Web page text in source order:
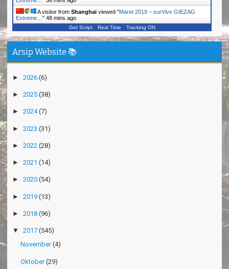
A visitor from Shanghai viewed "Maret 2019 ~ surVive GIEZAG
Extreme… " 48 mins ago
Get Script Real Time Tracking ON
Arsip Website 📚
► 2026 (6)
► 2025 (38)
► 2024(7)
► 2023 (31)
► 2022 (28)
► 2021 (14)
► 2020 (54)
► 2019 (13)
► 2018 (96)
▼ 2017 (545)
November(4)
Oktober(29)